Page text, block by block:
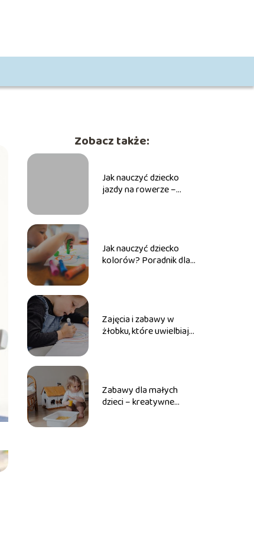
Zobacz także:
Jak nauczyć dziecko
jazdy na rowerze –
Jak nauczyć dziecko
kolorów? Poradnik dla
Zajęcia i zabawy w
żłobku, które uwielbiają
Zabawy dla małych
dzieci – kreatywne